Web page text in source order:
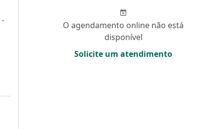
·
O agendamento online não está
disponível
Solicite um atendimento